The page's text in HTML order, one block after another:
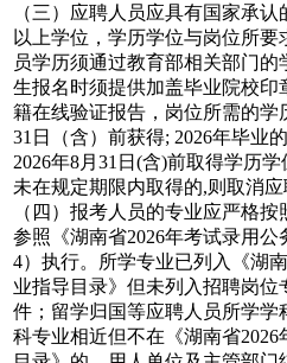
（三）应聘人员应具有国家承
以上学位，学历学位与岗位所要
员学历须通过教育部相关部门的
生报名时须提供加盖毕业院校印
籍在线验证报告，岗位所需的学
31日（含）前获得; 2026年毕业
2026年8月31日(含)前取得学历
未在规定期限内取得的,则取消应
（四）报考人员的专业应严格
参照《湖南省2026年考试录用
4）执行。所学专业已列入《湖
业指导目录》但未列入招聘岗
件；留学归国等应聘人员所学学
科专业相近但不在《湖南省